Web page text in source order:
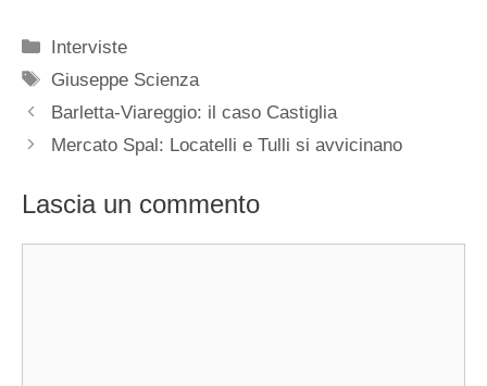
Categorie
Interviste
Tag
Giuseppe Scienza
Barletta-Viareggio: il caso Castiglia
Mercato Spal: Locatelli e Tulli si avvicinano
Lascia un commento